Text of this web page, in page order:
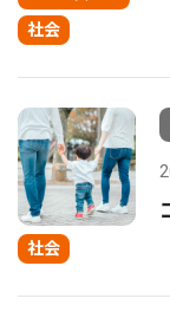
社会
社会